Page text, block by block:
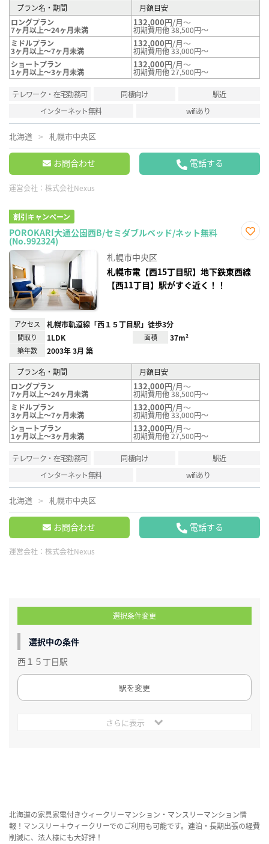
プラン名・期間
月額目安
ロングプラン
7ヶ月以上～24ヶ月未満
132,000円/月～
初期費用他 38,500円～
ミドルプラン
3ヶ月以上～7ヶ月未満
132,000円/月～
初期費用他 33,000円～
ショートプラン
1ヶ月以上～3ヶ月未満
132,000円/月～
初期費用他 27,500円～
テレワーク・在宅勤務可 同棲向け
駅近
インターネット無料
wifiあり
北海道 札幌市中央区
お問合わせ 電話する
運営会社： 株式会社Nexus
割引キャンペーン
POROKARI大通公園西B/セミダブルベッド/ネット無料
(No.992324)
録
札幌市中央区
札幌市電【西15丁目駅】地下鉄東西線
【西11丁目】駅がすぐ近く！！
アクセス 札幌市軌道線「西１５丁目駅」徒歩3分
間取り 1LDK 面積 37m²
築年数 2003年 3月 築
プラン名・期間
月額目安
ロングプラン
7ヶ月以上～24ヶ月未満
132,000円/月～
初期費用他 38,500円～
ミドルプラン
3ヶ月以上～7ヶ月未満
132,000円/月～
初期費用他 33,000円～
ショートプラン
1ヶ月以上～3ヶ月未満
132,000円/月～
初期費用他 27,500円～
テレワーク・在宅勤務可 同棲向け
駅近
インターネット無料
wifiあり
北海道 札幌市中央区
お問合わせ 電話する
運営会社： 株式会社Nexus
選択条件変更
選択中の条件
西１５丁目駅
駅を変更
さらに表示
北海道の家具家電付きウィークリーマンション・マンスリーマンション情
報！マンスリー＋ウィークリーでのご利用も可能です。連泊・長期出張の経費
削減に、法人様にも大好評！